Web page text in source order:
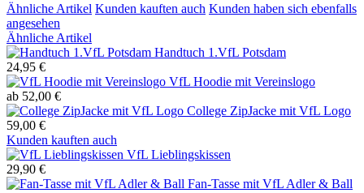
Ähnliche Artikel Kunden kauften auch Kunden haben sich ebenfalls
angesehen
Ähnliche Artikel
Handtuch 1.VfL Potsdam
24,95 €
VfL Hoodie mit Vereinslogo
ab 52,00 €
College ZipJacke mit VfL Logo
59,00 €
Kunden kauften auch
VfL Lieblingskissen
29,90 €
Fan-Tasse mit VfL Adler & Ball